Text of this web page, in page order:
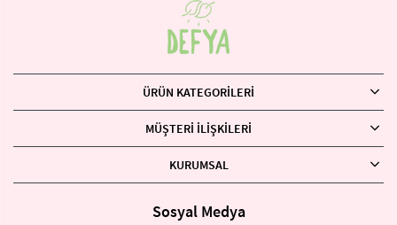
ÜRÜN KATEGORILERI
MÜŞTERI İLIŞKILERI
KURUMSAL
Sosyal Medya